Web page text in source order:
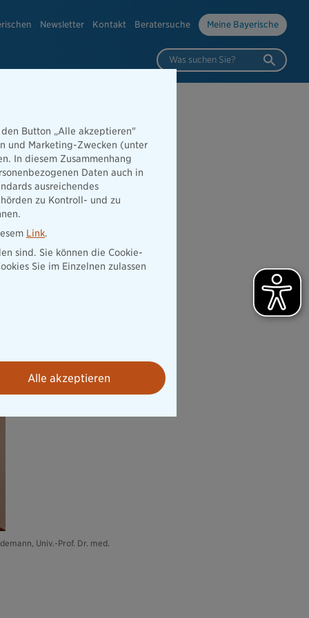
Newsletter Kontakt Beratersuche Meine Bayerische
Was suchen Sie?
und
Krebs
Univ.-Prof. Dr. med.
Button „Alle akzeptieren"
und Marketing-Zwecken (unter
In diesem Zusammenhang
Daten auch in
ausreichendes
zu Kontroll- und zu
Link.
sind. Sie können die Cookie-
Sie im Einzelnen zulassen
Alle akzeptieren